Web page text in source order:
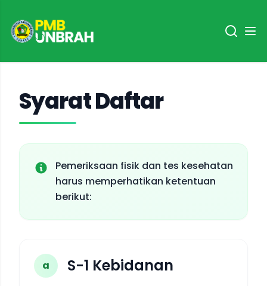
Syarat Daftar
Pemeriksaan fisik dan tes kesehatan
harus memperhatikan ketentuan
berikut:
a S-1 Kebidanan